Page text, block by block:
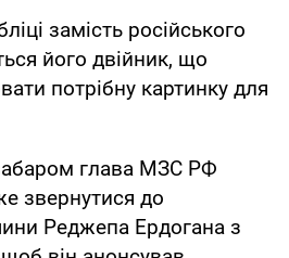
замість російського
його двійник, що
потрібну картинку для
глава МЗС РФ
звернутися до
Реджепа Ердогана з